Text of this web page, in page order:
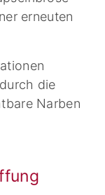
erneuten
die
Narben